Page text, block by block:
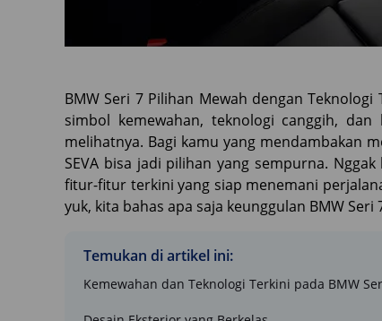
BMW Seri 7 Pilihan Mewah dengan
simbol kemewahan, teknologi canggih,
melihatnya. Bagi kamu yang mendambakan
SEVA bisa jadi pilihan yang sempurna.
fitur-fitur terkini yang siap menemani
yuk, kita bahas apa saja keunggulan BMW
Temukan di artikel ini:
Kemewahan dan Teknologi Terkini pada BMW